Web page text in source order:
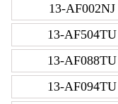
13-AF002NJ
13-AF504TU
13-AF088TU
13-AF094TU